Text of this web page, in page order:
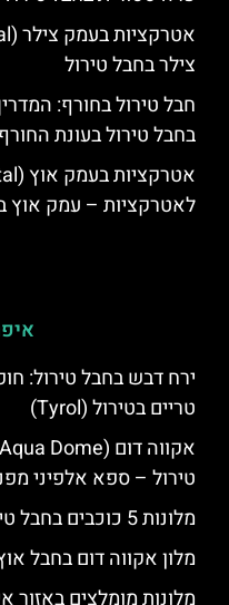
צילר בחבל טירול
חבל טירול בחורף:
בחבל טירול בעונת החורף
לאטרקציות – עמק אוץ
ירח דבש בחבל טירול:
טריים בטירול (Tyrol)
טירול – ספא אלפיני
מלונות 5 כוכבים בחבל טירול
מלון אקווה דום בחבל